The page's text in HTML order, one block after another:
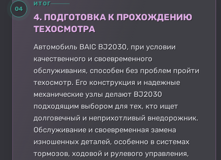
04
ИТОГ
4. ПОДГОТОВКА К ПРОХОЖДЕНИЮ
ТЕХОСМОТРА
Автомобиль BAIC BJ2030, при условии
качественного и своевременного
обслуживания, способен без проблем пройти
техосмотр. Его конструкция и надежные
механические узлы делают BJ2030
подходящим выбором для тех, кто ищет
долговечный и неприхотливый внедорожник.
Обслуживание и своевременная замена
изношенных деталей, особенно в системах
тормозов, ходовой и рулевого управления,